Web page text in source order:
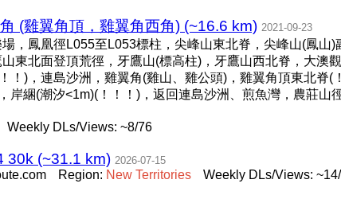
(雞翼角頂，雞翼角西角) (~16.6 km) 2021-09-23
，鳳凰徑L055至L053標柱，尖峰山東北脊，尖峰山(鳳山
東北面登頂荒徑，牙鷹山(標高柱)，牙鷹山西北脊，大澳
！)，連島沙洲，雞翼角(雞山、雞公頭)，雞翼角頂東北脊
岸綑(潮汐<1m)(！！！)，返回連島沙洲、煎魚灣，農莊
Weekly DLs/Views: ~8/76
30k (~31.1 km) 2026-07-15
Region: New Territories Weekly DLs/Views: